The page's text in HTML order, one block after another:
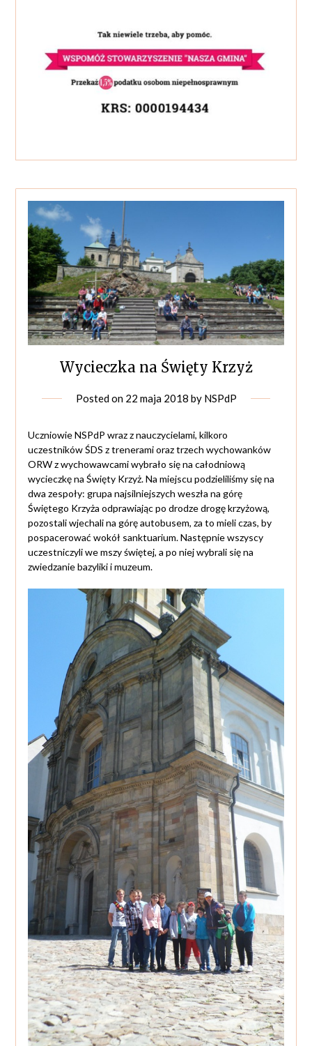
Wycieczka na Święty Krzyż
Posted on 22 maja 2018 by NSPdP
Uczniowie NSPdP wraz z nauczycielami, kilkoro
uczestników ŚDS z trenerami oraz trzech wychowanków
ORW z wychowawcami wybrało się na całodniową
wycieczkę na Święty Krzyż. Na miejscu podzieliliśmy się na
dwa zespoły: grupa najsilniejszych weszła na górę
Świętego Krzyża odprawiając po drodze drogę krzyżową,
pozostali wjechali na górę autobusem, za to mieli czas, by
pospacerować wokół sanktuarium. Następnie wszyscy
uczestniczyli we mszy świętej, a po niej wybrali się na
zwiedzanie bazyliki i muzeum.